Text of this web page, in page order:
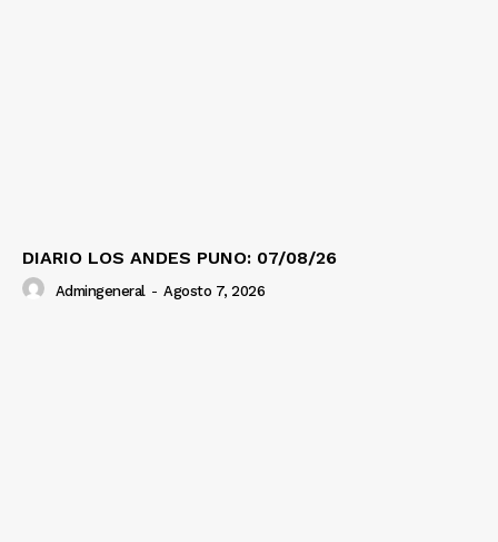
DIARIO LOS ANDES PUNO: 07/08/26
Admingeneral - Agosto 7, 2026